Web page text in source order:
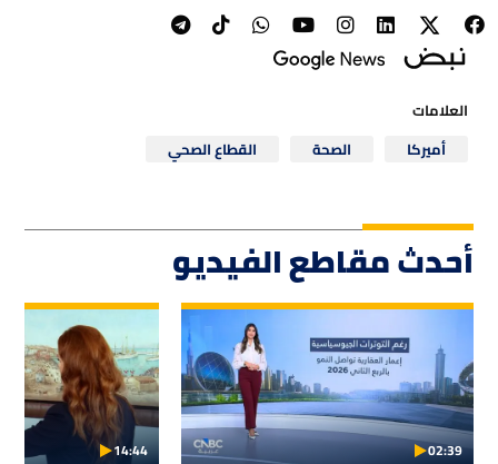
العلامات
أميركا
الصحة القطاع الصحي
أحدث مقاطع الفيديو
02:39
14:44